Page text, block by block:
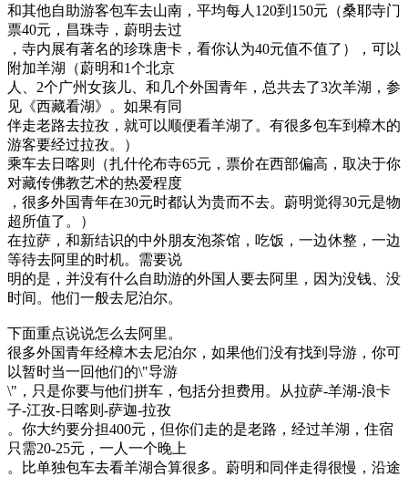
和其他自助游客包车去山南，平均每人120到150元（桑耶寺门
票40元，昌珠寺，蔚明去过
，寺内展有著名的珍珠唐卡，看你认为40元值不值了），可以
附加羊湖（蔚明和1个北京
人、2个广州女孩儿、和几个外国青年，总共去了3次羊湖，参
见《西藏看湖》。如果有同
伴走老路去拉孜，就可以顺便看羊湖了。有很多包车到樟木的
游客要经过拉孜。）
乘车去日喀则（扎什伦布寺65元，票价在西部偏高，取决于你
对藏传佛教艺术的热爱程度
，很多外国青年在30元时都认为贵而不去。蔚明觉得30元是物
超所值了。）
在拉萨，和新结识的中外朋友泡茶馆，吃饭，一边休整，一边
等待去阿里的时机。需要说
明的是，并没有什么自助游的外国人要去阿里，因为没钱、没
时间。他们一般去尼泊尔。
下面重点说说怎么去阿里。
很多外国青年经樟木去尼泊尔，如果他们没有找到导游，你可
以暂时当一回他们的\"导游
\"，只是你要与他们拼车，包括分担费用。从拉萨-羊湖-浪卡
子-江孜-日喀则-萨迦-拉孜
。你大约要分担400元，但你们走的是老路，经过羊湖，住宿
只需20-25元，一人一个晚上
。比单独包车去看羊湖合算很多。蔚明和同伴走得很慢，沿途